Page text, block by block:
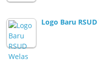
Logo Baru